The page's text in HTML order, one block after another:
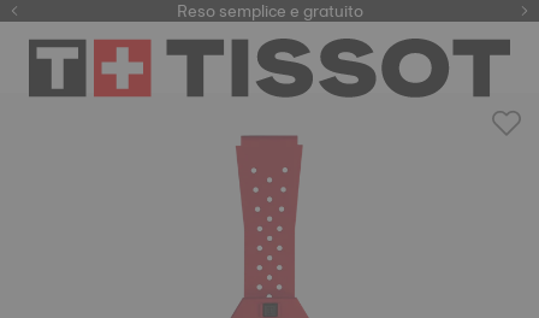
Reso semplice e gratuito